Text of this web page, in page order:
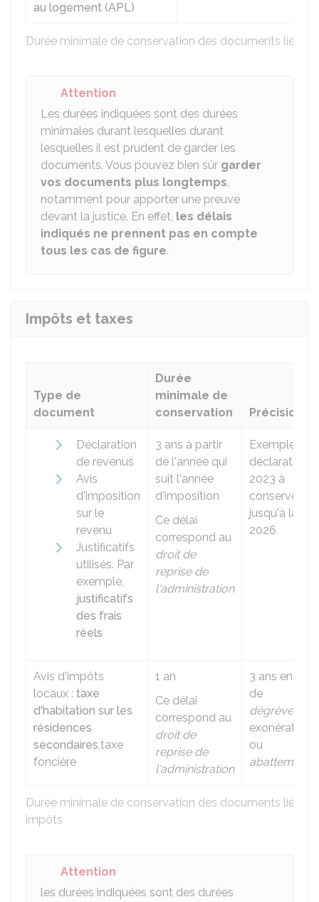
Durée minimale de conservation des documents liés
au logement (APL)
Attention
Les durées indiquées sont des durées
minimales durant lesquelles durant
lesquelles il est prudent de garder les
documents. Vous pouvez bien sûr garder
vos documents plus longtemps,
notamment pour apporter une preuve
devant la justice. En effet, les délais
indiqués ne prennent pas en compte
tous les cas de figure.
Impôts et taxes
Durée minimale de conservation des documents liés
impôts
Type de
document
Durée
minimale de
conservation
Précisions
Déclaration
de revenus
Avis
d'imposition
sur le
revenu
Justificatifs
utilisés. Par
exemple,
justificatifs
des frais
réels
3 ans à partir
de l'année qui
suit l'année
d'imposition
Ce délai
correspond au
droit de
reprise de
l'administration
Exemple :
déclaration
2023 à
conserver
jusqu'à la fin
2026
Avis d'impôts
locaux : taxe
d'habitation sur les
résidences
secondaires,taxe
foncière
1 an
Ce délai
correspond au
droit de
reprise de
l'administration
3 ans en cas
de
exonération
ou
abattement
Attention
les durées indiquées sont des durées